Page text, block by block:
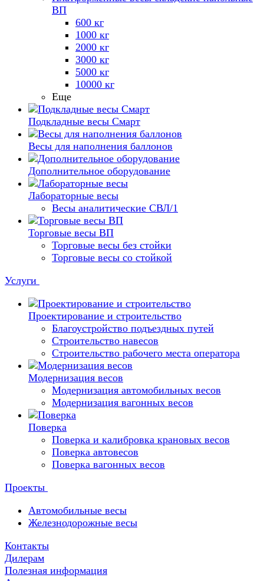
ВП
600 кг
1000 кг
2000 кг
3000 кг
5000 кг
10000 кг
Еще
Подкладные весы Смарт
Весы для наполнения баллонов
Дополнительное оборудование
Лабораторные весы
Весы аналитические СВЛ/1
Торговые весы ВП
Торговые весы без стойки
Торговые весы со стойкой
Услуги
Проектирование и строительство
Благоустройство подъездных путей
Строительство навесов
Строительство рабочего места оператора
Модернизация весов
Модернизация автомобильных весов
Модернизация вагонных весов
Поверка
Поверка и калибровка крановых весов
Поверка автовесов
Поверка вагонных весов
Проекты
Автомобильные весы
Железнодорожные весы
Контакты
Дилерам
Полезная информация